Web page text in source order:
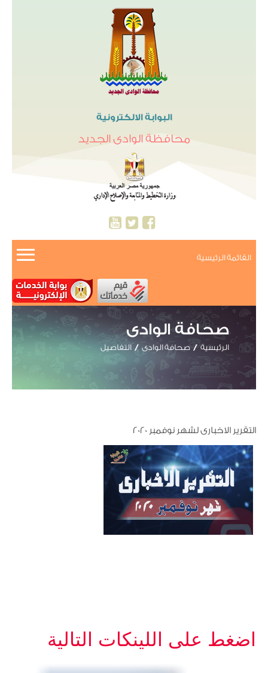
البوابة الالكترونية
محافظة الوادى الجديد
القائمة الرئيسية
صحافة الوادى
الرئيسية صحافة الوادى التفاصيل
التقرير الاخبارى لشهر نوفمبر 2020
اضغط على اللينكات التالية